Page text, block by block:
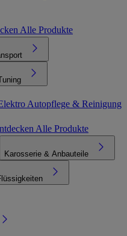
Alle Produkte
Autopflege & Reinigung
Alle Produkte
Karosserie & Anbauteile